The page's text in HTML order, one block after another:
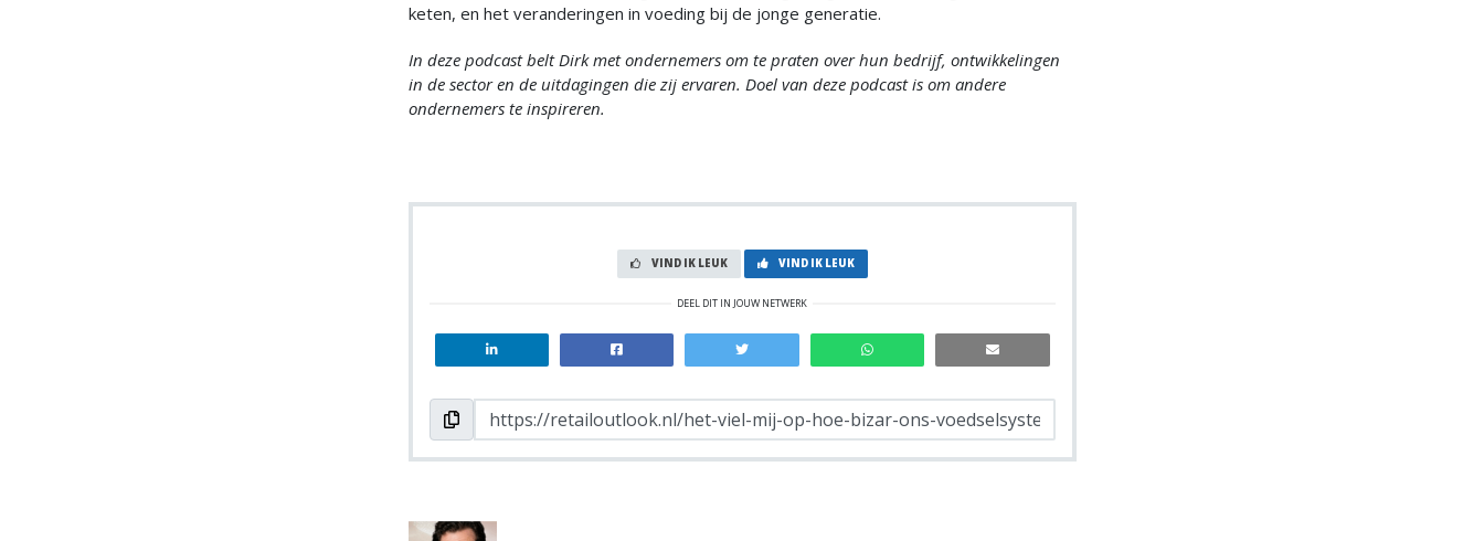
keten, en het veranderingen in voeding bij de jonge generatie.
In deze podcast belt Dirk met ondernemers om te praten over hun bedrijf, ontwikkelingen
in de sector en de uitdagingen die zij ervaren. Doel van deze podcast is om andere
ondernemers te inspireren.
VIND IK LEUK VIND IK LEUK
DEEL DIT IN JOUW NETWERK